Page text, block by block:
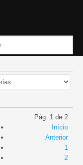
Pág. 1 de 2
Início
Anterior
1
2